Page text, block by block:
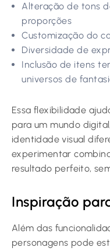
Alteração de tons
proporções
Customização do
Diversidade de
Inclusão de itens
universos de
Essa flexibilidade
para um mundo
identidade visual
experimentar
resultado perfeito,
Inspiração
Além das
personagens pode